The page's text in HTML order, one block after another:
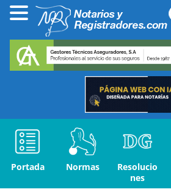
Portada Normas
Resolucio
nes